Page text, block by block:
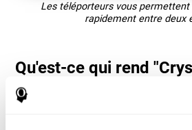
Les téléporteurs vous permettent
rapidement entre deux
Qu'est-ce qui rend
populaire ? - Histoire